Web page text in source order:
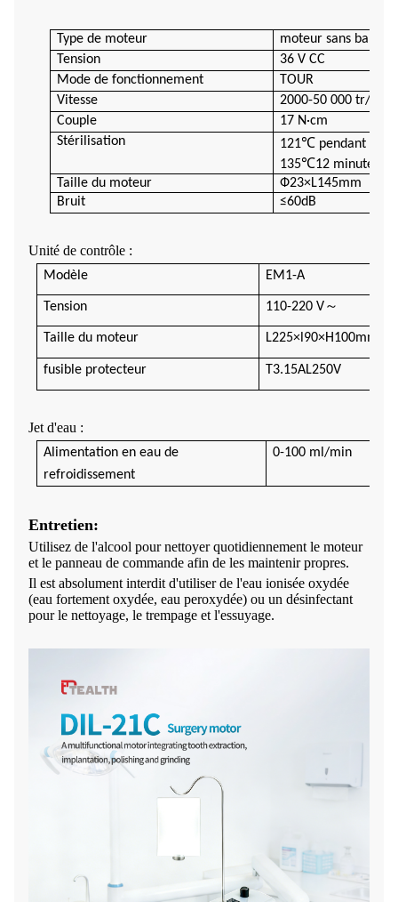
Type de moteur
moteur sans balais
Tension
36 V CC
Mode de fonctionnement
TOUR
Vitesse
2000-50 000 tr/min
Couple
17 N·cm
Stérilisation
121℃ pendant 20
135℃12 minute
Taille du moteur
Ф23×L145mm
Bruit
≤60dB
Unité de contrôle :
Modèle EM1-A
Tension 110-220 V～
Taille du moteur L225×l90×H100mm
fusible protecteur T3.15AL250V
Jet d'eau :
Alimentation en eau de
refroidissement
0-100 ml/min
Entretien:
Utilisez de l'alcool pour nettoyer quotidiennement le moteur
et le panneau de commande afin de les maintenir propres.
Il est absolument interdit d'utiliser de l'eau ionisée oxydée
(eau fortement oxydée, eau peroxydée) ou un désinfectant
pour le nettoyage, le trempage et l'essuyage.